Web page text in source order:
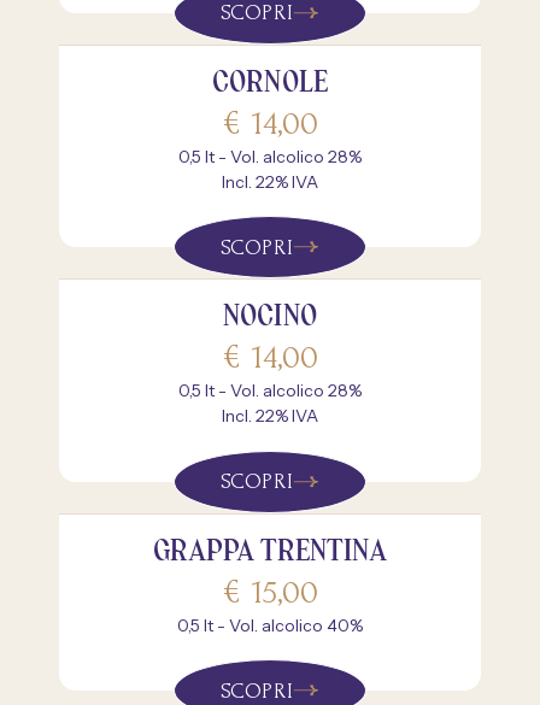
SCOPRI
CORNOLE
€ 14,00
0,5 lt - Vol. alcolico 28%
Incl. 22% IVA
SCOPRI
NOCINO
€ 14,00
0,5 lt - Vol. alcolico 28%
Incl. 22% IVA
SCOPRI
GRAPPA TRENTINA
€ 15,00
0,5 lt - Vol. alcolico 40%
SCOPRI